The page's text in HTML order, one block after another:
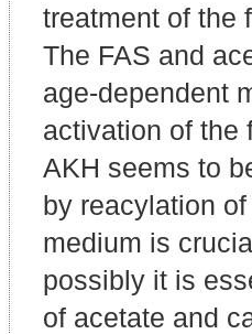
treatment of the
The FAS and
age-dependent
activation of the
AKH seems to
by reacylation
medium is
possibly it is
of acetate and